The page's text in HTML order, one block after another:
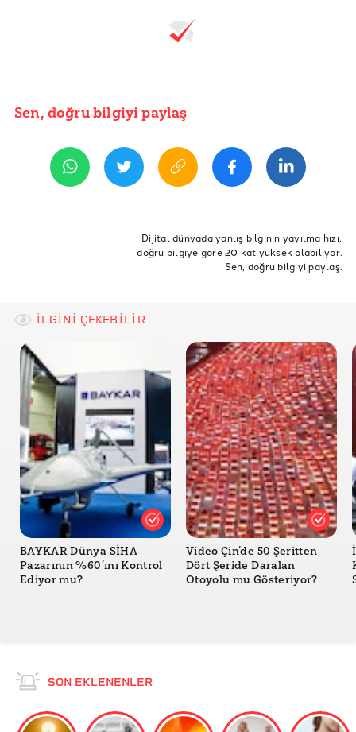
Sen, doğru bilgiyi paylaş
Dijital dünyada yanlış bilginin yayılma hızı,
doğru bilgiye göre 20 kat yüksek olabiliyor.
Sen, doğru bilgiyi paylaş.
İLGİNİ ÇEKEBİLİR
BAYKAR Dünya SİHA
Pazarının %60’ını Kontrol
Ediyor mu?
Video Çin’de 50 Şeritten
Dört Şeride Daralan
Otoyolu mu Gösteriyor?
SON EKLENENLER